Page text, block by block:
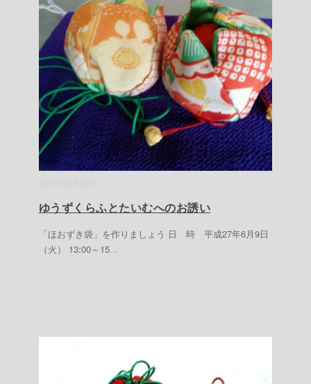
ゆうずくらふとたいむへのお誘い
「ほおずき袋」を作りましょう 日 時 平成27年6月9日
（火） 13:00～15...